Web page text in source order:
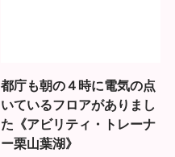
都庁も朝の４時に電気の点
いているフロアがありまし
た《アビリティ・トレーナ
ー栗山葉湖》